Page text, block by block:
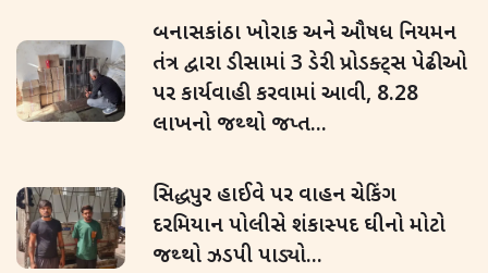
બનાસકાંઠા ખોરાક અને ઔષધ નિયમન
તંત્ર દ્વારા ડીસામાં 3 ડેરી પ્રોડક્ટ્સ પેઢીઓ
પર કાર્યવાહી કરવામાં આવી, 8.28
લાખનો જથ્થો જપ્ત...
સિદ્ધપુર હાઈવે પર વાહન ચેકિંગ
દરમિયાન પોલીસે શંકાસ્પદ ઘીનો મોટો
જથ્થો ઝડપી પાડ્યો...